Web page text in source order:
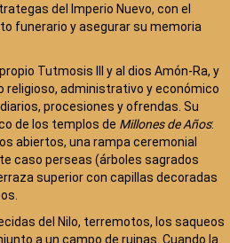
del Imperio Nuevo, con el
funerario y asegurar su memoria
Tutmosis III y al dios Amón-Ra, y
religioso, administrativo y económico
procesiones y ofrendas. Su
de los templos de Millones de Años:
abiertos, una rampa ceremonial
caso perseas (árboles sagrados
superior con capillas decoradas
del Nilo, terremotos, los saqueos
a un campo de ruinas. Cuando la